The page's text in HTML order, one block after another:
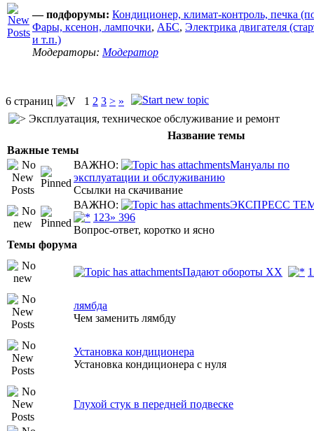
— подфорумы: Кондиционер, климат-контроль, печка
Фары, ксенон, лампочки, АБС, Электрика двигателя
и т.п.)
Модераторы: Модератор
6 страниц 1 2 3 > »
Эксплуатация, техническое обслуживание и ремонт
Название темы
Важные темы
ВАЖНО:
Мануалы по
эксплуатации и обслуживанию
Ссылки на скачивание
ВАЖНО:
ЭКСПРЕСС
1 23» 396
Вопрос-ответ, коротко и ясно
Темы форума
Падают обороты ХХ 1
лямбда
Чем заменить лямбду
Установка кондиционера
Установка кондиционера с нуля
Глухой стук в передней подвеске